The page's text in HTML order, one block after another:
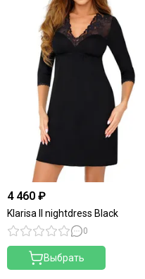
4 460 ₽
Klarisa II nightdress Black
0
Выбрать